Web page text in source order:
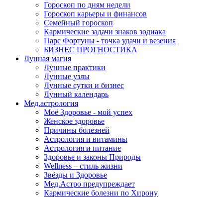
Гороскоп по дням недели
Гороскоп карьеры и финансов
Семейный гороскоп
Кармические задачи знаков зодиака
Парс Фортуны - точка удачи и везения
БИЗНЕС ПРОГНОСТИКА
Лунная магия
Лунные практики
Лунные узлы
Лунные сутки и бизнес
Лунный календарь
Мед.астрология
Моё Здоровье - мой успех
Женское здоровье
Причины болезней
Астрология и витамины
Астрология и питание
Здоровье и законы Природы
Wellness – стиль жизни
Звёзды и Здоровье
Мед.Астро предупреждает
Кармические болезни по Хирону